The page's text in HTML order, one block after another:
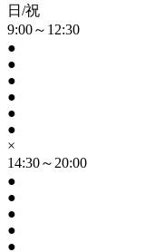
日/祝
9:00～12:30
●
●
●
●
●
●
×
14:30～20:00
●
●
●
●
●